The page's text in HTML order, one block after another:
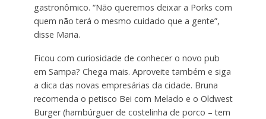
gastronômico. “Não queremos deixar a Porks com
quem não terá o mesmo cuidado que a gente”,
disse Maria.
Ficou com curiosidade de conhecer o novo pub
em Sampa? Chega mais. Aproveite também e siga
a dica das novas empresárias da cidade. Bruna
recomenda o petisco Bei com Melado e o Oldwest
Burger (hambúrguer de costelinha de porco – tem